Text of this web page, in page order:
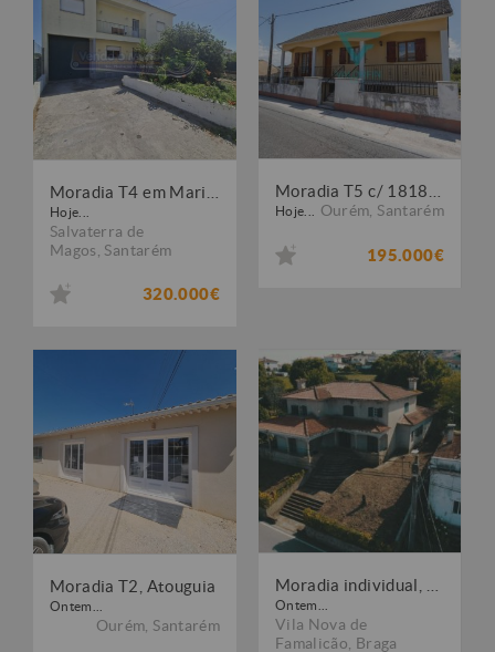
Hoje...
Salvaterra de
Magos Santarém
320.000€
Hoje... Ourém Santarém
195.000€
Moradia T2, Atouguia
Ontem...
Ourém Santarém
Ontem...
Vila Nova de
Famalicão Braga